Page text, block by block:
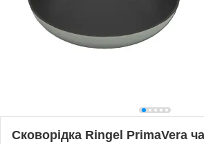
Сковорідка Ringel PrimaVera